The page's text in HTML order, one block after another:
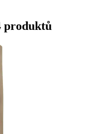
produktů